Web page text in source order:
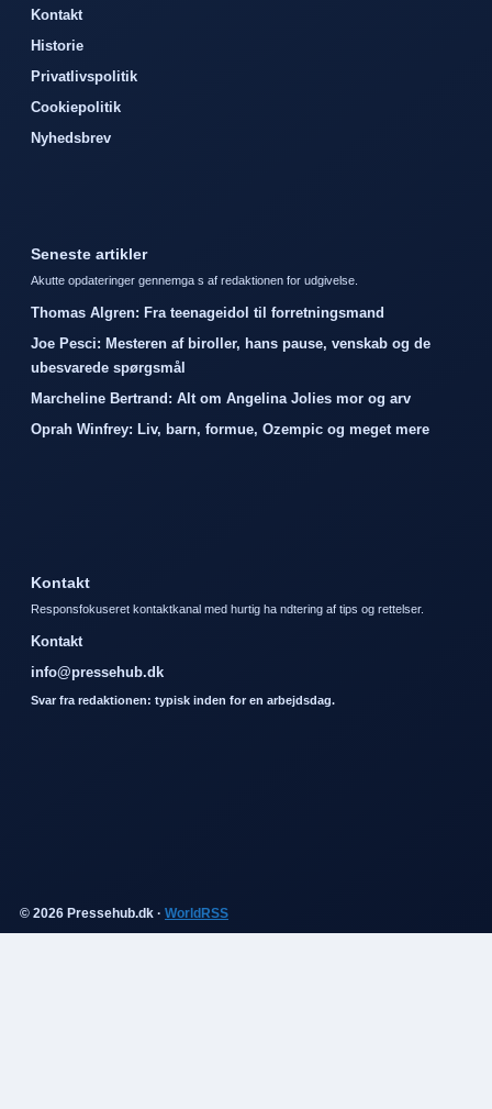
Kontakt
Historie
Privatlivspolitik
Cookiepolitik
Nyhedsbrev
Seneste artikler
Akutte opdateringer gennemga s af redaktionen for udgivelse.
Thomas Algren: Fra teenageidol til forretningsmand
Joe Pesci: Mesteren af biroller, hans pause, venskab og de
ubesvarede spørgsmål
Marcheline Bertrand: Alt om Angelina Jolies mor og arv
Oprah Winfrey: Liv, barn, formue, Ozempic og meget mere
Kontakt
Responsfokuseret kontaktkanal med hurtig ha ndtering af tips og rettelser.
Kontakt
info@pressehub.dk
Svar fra redaktionen: typisk inden for en arbejdsdag.
© 2026 Pressehub.dk · WorldRSS